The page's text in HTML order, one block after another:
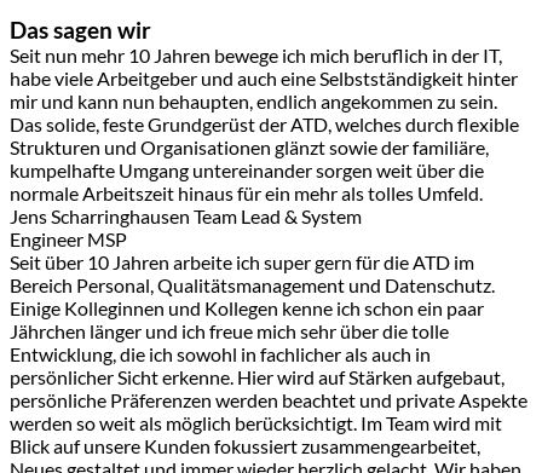
Das sagen wir
Seit nun mehr 10 Jahren bewege ich mich beruflich in der IT,
habe viele Arbeitgeber und auch eine Selbstständigkeit hinter
mir und kann nun behaupten, endlich angekommen zu sein.
Das solide, feste Grundgerüst der ATD, welches durch flexible
Strukturen und Organisationen glänzt sowie der familiäre,
kumpelhafte Umgang untereinander sorgen weit über die
normale Arbeitszeit hinaus für ein mehr als tolles Umfeld.
Jens Scharringhausen Team Lead & System
Engineer MSP
Seit über 10 Jahren arbeite ich super gern für die ATD im
Bereich Personal, Qualitätsmanagement und Datenschutz.
Einige Kolleginnen und Kollegen kenne ich schon ein paar
Jährchen länger und ich freue mich sehr über die tolle
Entwicklung, die ich sowohl in fachlicher als auch in
persönlicher Sicht erkenne. Hier wird auf Stärken aufgebaut,
persönliche Präferenzen werden beachtet und private Aspekte
werden so weit als möglich berücksichtigt. Im Team wird mit
Blick auf unsere Kunden fokussiert zusammengearbeitet,
Neues gestaltet und immer wieder herzlich gelacht. Wir haben